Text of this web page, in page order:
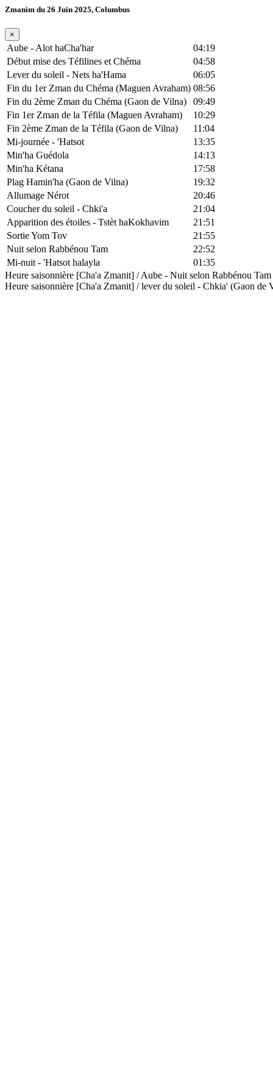
Zmanim du 26 Juin 2025, Columbus
×
Aube - Alot haCha'har
04:19
Début mise des Téfilines et Chéma
04:58
Lever du soleil - Nets ha'Hama
06:05
Fin du 1er Zman du Chéma (Maguen Avraham) 08:56
Fin du 2ème Zman du Chéma (Gaon de Vilna)
09:49
Fin 1er Zman de la Téfila (Maguen Avraham)
10:29
Fin 2ème Zman de la Téfila (Gaon de Vilna)
11:04
Mi-journée - 'Hatsot
13:35
Min'ha Guédola
14:13
Min'ha Kétana
17:58
Plag Hamin'ha (Gaon de Vilna)
19:32
Allumage Nérot
20:46
Coucher du soleil - Chki'a
21:04
Apparition des étoiles - Tstèt haKokhavim
21:51
Sortie Yom Tov
21:55
Nuit selon Rabbénou Tam
22:52
Mi-nuit - 'Hatsot halayla
01:35
Heure saisonnière [Cha'a Zmanit] / Aube - Nuit selon Rabbénou
Heure saisonnière [Cha'a Zmanit] / lever du soleil - Chkia' (Gaon de